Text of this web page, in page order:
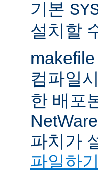
기본
설치할
컴파일
한 배포
파치가
파일하기